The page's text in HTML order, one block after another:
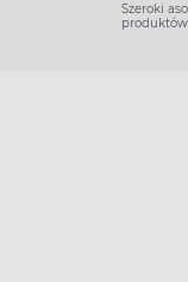
Szeroki
produktów